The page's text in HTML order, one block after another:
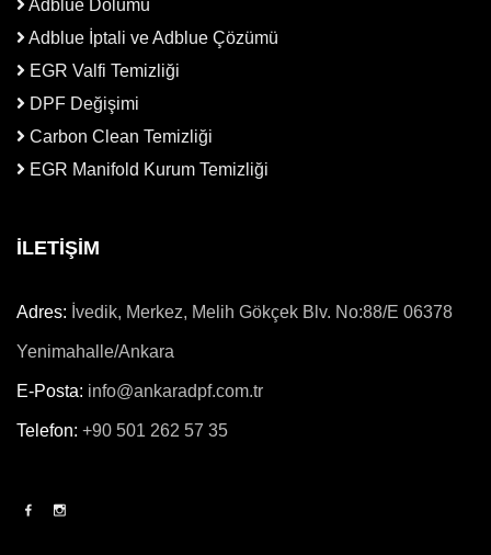
Adblue Dolumu
Adblue İptali ve Adblue Çözümü
EGR Valfi Temizliği
DPF Değişimi
Carbon Clean Temizliği
EGR Manifold Kurum Temizliği
İLETİŞİM
Adres: İvedik, Merkez, Melih Gökçek Blv. No:88/E 06378
Yenimahalle/Ankara
E-Posta: info@ankaradpf.com.tr
Telefon: +90 501 262 57 35